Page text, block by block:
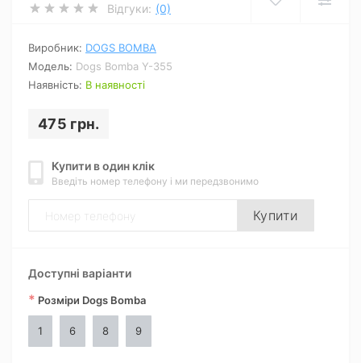
Відгуки: (0)
Виробник: DOGS BOMBA
Модель: Dogs Bomba Y-355
Наявність: В наявності
475 грн.
Купити в один клік
Введіть номер телефону і ми передзвонимо
Купити
Доступні варіанти
* Розміри Dogs Bomba
1 6 8 9